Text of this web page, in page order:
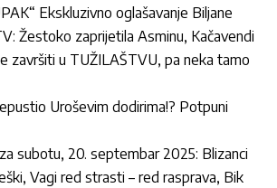
Ekskluzivno oglašavanje Biljane
Žestoko zaprijetila Asminu, Kačavendi
završiti u TUŽILAŠTVU, pa neka tamo
Uroševim dodirima!? Potpuni
subotu, 20. septembar 2025: Blizanci
Vagi red strasti – red rasprava, Bik